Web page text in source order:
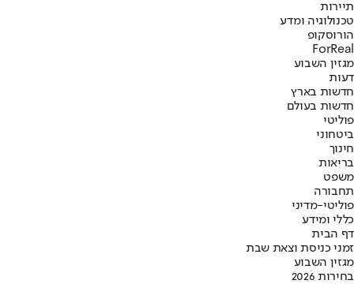
תיירות
טכנולוגיה ומדע
הורוסקופ
ForReal
מגזין השבוע
דעות
חדשות בארץ
חדשות בעולם
פוליטי
ביטחוני
חינוך
בריאות
משפט
תחבורה
פוליטי-מדיני
כללי ומידע
דף הבית
זמני כניסת וצאת שבת
מגזין השבוע
בחירות 2026